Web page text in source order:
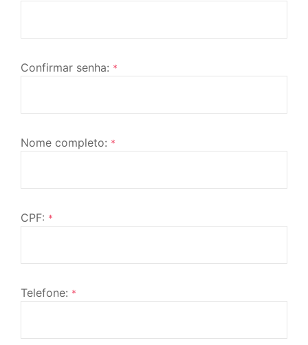
Confirmar senha: *
Nome completo: *
CPF: *
Telefone: *